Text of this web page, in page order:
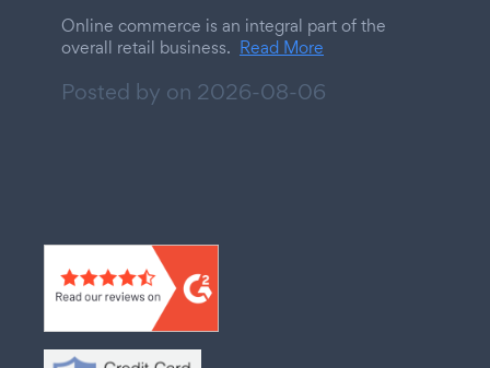
Online commerce is an integral part of the
overall retail business. Read More
Posted by on 2026-08-06